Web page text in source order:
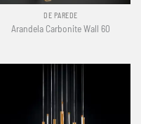
DE PAREDE
Arandela Carbonite Wall 60